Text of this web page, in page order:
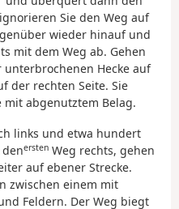
Sie den Weg auf
wieder hinauf und
mit dem Weg ab. Gehen
unterbrochenen Hecke auf
der rechten Seite. Sie
mit abgenutztem Belag.
links und etwa hundert
ersten Weg rechts, gehen
auf ebener Strecke.
zwischen einem mit
Feldern. Der Weg biegt